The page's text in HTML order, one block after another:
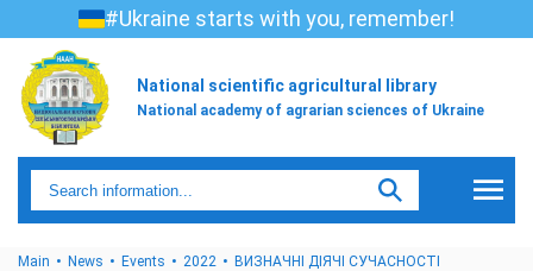
#Ukraine starts with you, remember!
National scientific agricultural library
National academy of agrarian sciences of Ukraine
Main News Events 2022 ВИЗНАЧНІ ДІЯЧІ СУЧАСНОСТІ